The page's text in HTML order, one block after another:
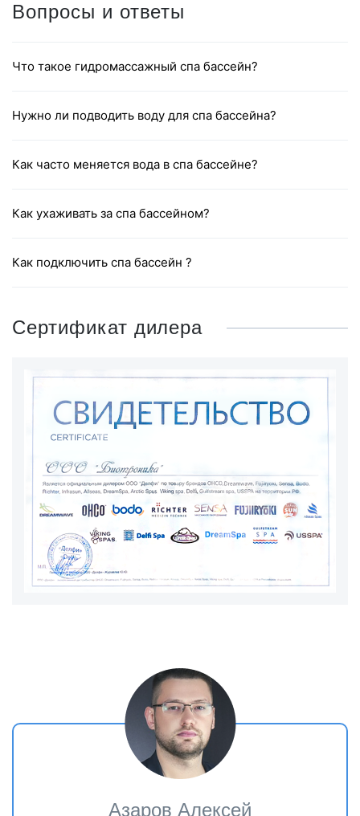
Вопросы и ответы
Что такое гидромассажный спа бассейн?
Нужно ли подводить воду для спа бассейна?
Как часто меняется вода в спа бассейне?
Как ухаживать за спа бассейном?
Как подключить спа бассейн ?
Сертификат дилера
Азаров Алексей